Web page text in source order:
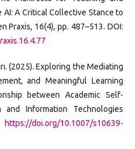
A Critical Collective Stance to
Praxis, 16(4), pp. 487–513. DOI:
(2025). Exploring the Mediating
and Meaningful Learning
between Academic Self-
and Information Technologies
https://doi.org/10.1007/s10639-